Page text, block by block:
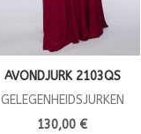
AVONDJURK 2103QS
GELEGENHEIDSJURKEN
130,00 €